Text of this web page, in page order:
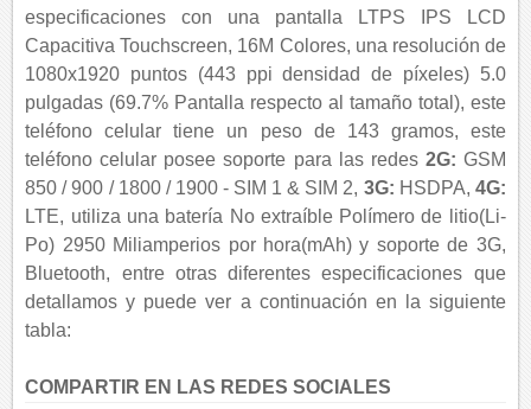
especificaciones con una pantalla LTPS IPS LCD
Capacitiva Touchscreen, 16M Colores, una resolución de
1080x1920 puntos (443 ppi densidad de píxeles) 5.0
pulgadas (69.7% Pantalla respecto al tamaño total), este
teléfono celular tiene un peso de 143 gramos, este
teléfono celular posee soporte para las redes 2G: GSM
850 / 900 / 1800 / 1900 - SIM 1 & SIM 2, 3G: HSDPA, 4G:
LTE, utiliza una batería No extraíble Polímero de litio(Li-
Po) 2950 Miliamperios por hora(mAh) y soporte de 3G,
Bluetooth, entre otras diferentes especificaciones que
detallamos y puede ver a continuación en la siguiente
tabla:
COMPARTIR EN LAS REDES SOCIALES